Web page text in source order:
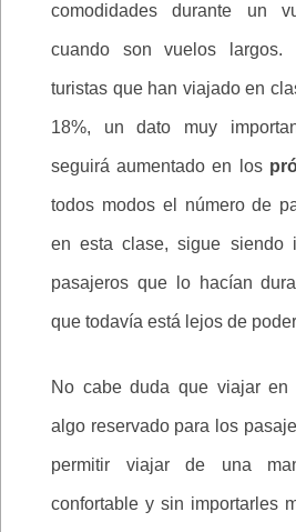
comodidades durante un
cuando son vuelos largos.
turistas que han viajado en
18%, un dato muy
seguirá aumentado en los
todos modos el número de
en esta clase, sigue siendo
pasajeros que lo hacían
que todavía está lejos de
No cabe duda que viajar en
algo reservado para los
permitir viajar de una
confortable y sin importarles